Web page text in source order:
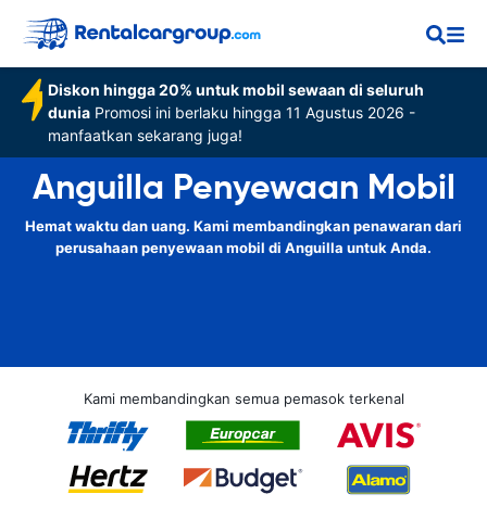
Diskon hingga 20% untuk mobil sewaan di seluruh
dunia Promosi ini berlaku hingga 11 Agustus 2026 -
manfaatkan sekarang juga!
Anguilla Penyewaan Mobil
Hemat waktu dan uang. Kami membandingkan penawaran dari
perusahaan penyewaan mobil di Anguilla untuk Anda.
Kami membandingkan semua pemasok terkenal